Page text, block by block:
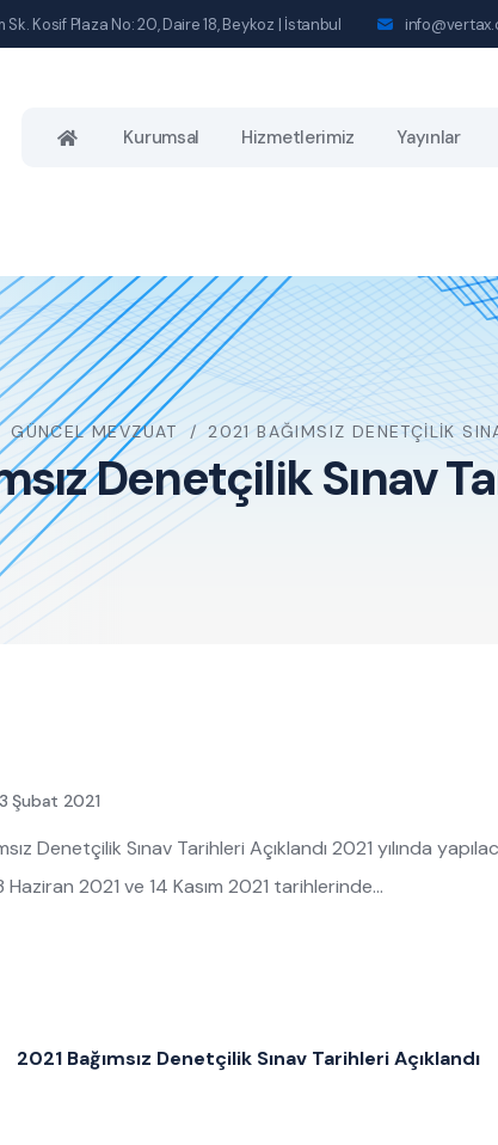
Sk. Kosif Plaza No: 20, Daire 18, Beykoz | İstanbul
Kurumsal Hizmetlerimiz Yayınlar
GÜNCEL MEVZUAT 2021 BAĞIMSIZ DENETÇILIK
Denetçilik Sınav
Şubat 2021
Denetçilik Sınav Tarihleri Açıklandı 2021 yılında
Haziran 2021 ve 14 Kasım 2021 tarihlerinde…
2021 Bağımsız Denetçilik Sınav Tarihleri Açıklandı